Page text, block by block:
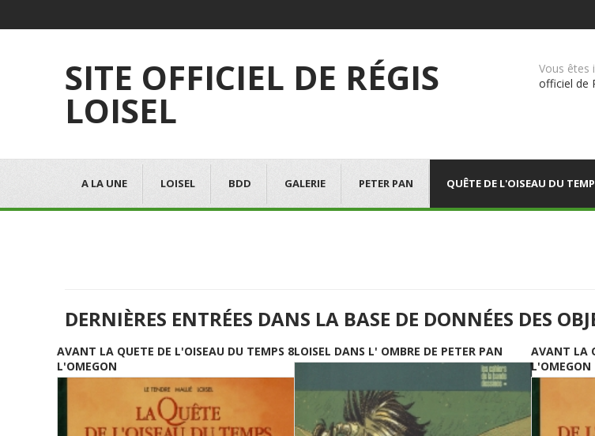
SITE OFFICIEL DE RÉGIS
LOISEL
Vous êtes
officiel de
A LA UNE LOISEL BDD GALERIE PETER PAN QUÊTE DE L'OISEAU DU
DERNIÈRES ENTRÉES DANS LA BASE DE DONNÉES DES
AVANT LA QUETE DE L'OISEAU DU TEMPS 8
L'OMEGON
LOISEL DANS L' OMBRE DE PETER PAN
AVANT LA
L'OMEGON